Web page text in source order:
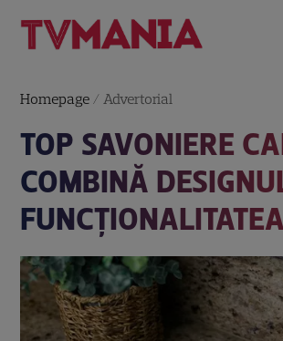
Homepage / Advertorial
TOP SAVONIERE
COMBINĂ
FUNCȚIONALITATEA